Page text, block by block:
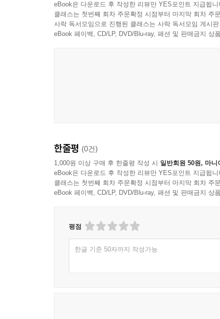
eBook은 다운로드 후 작성한 리뷰만 YES포인트 지급됩니
클래스는 첫번째 회차 주문확정 시점부터 마지막 회차 주
사락 독서모임으로 진행된 클래스는 사락 독서모임 게시
eBook 페이백, CD/LP, DVD/Blu-ray, 패션 및 판매금지 상
한줄평 (0건)
1,000원 이상 구매 후 한줄평 작성 시 일반회원 50원, 마니
eBook은 다운로드 후 작성한 리뷰만 YES포인트 지급됩니
클래스는 첫번째 회차 주문확정 시점부터 마지막 회차 주
eBook 페이백, CD/LP, DVD/Blu-ray, 패션 및 판매금지 상
평점
한글 기준 50자까지 작성가능